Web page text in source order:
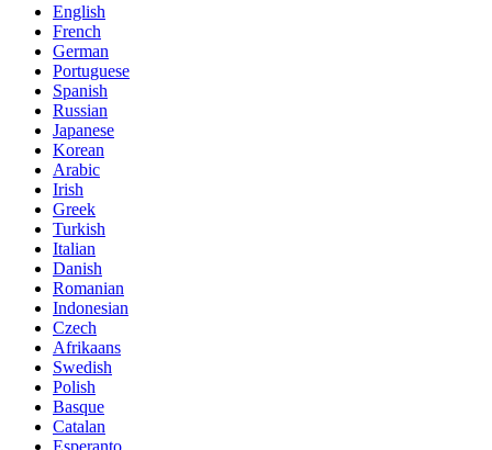
English
French
German
Portuguese
Spanish
Russian
Japanese
Korean
Arabic
Irish
Greek
Turkish
Italian
Danish
Romanian
Indonesian
Czech
Afrikaans
Swedish
Polish
Basque
Catalan
Esperanto